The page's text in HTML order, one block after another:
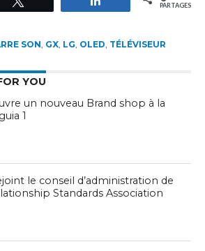
PARTAGES
SON, GX, LG, OLED, TÉLÉVISEUR
YOU
un nouveau Brand shop à la
1
le conseil d’administration de
Standards Association